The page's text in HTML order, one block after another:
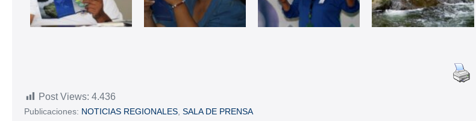
Post Views: 4.436
Publicaciones: NOTICIAS REGIONALES SALA DE PRENSA